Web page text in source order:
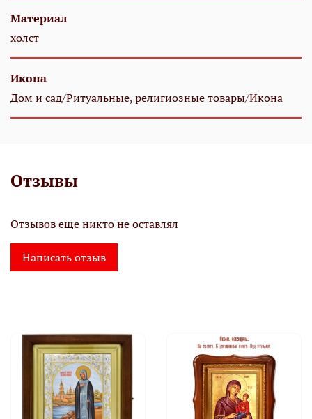
Материал
холст
Икона
Дом и сад/Ритуальные, религиозные товары/Икона
Отзывы
Отзывов еще никто не оставлял
Написать отзыв